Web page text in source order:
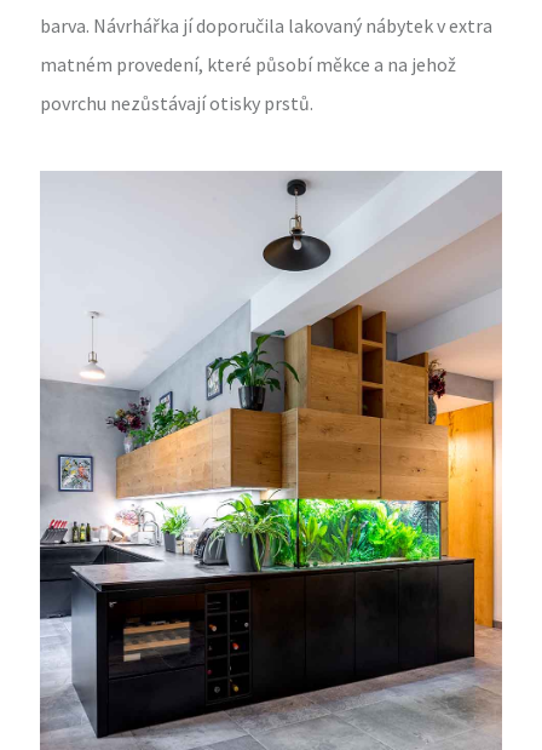
barva. Návrhářka jí doporučila lakovaný nábytek v extra
matném provedení, které působí měkce a na jehož
povrchu nezůstávají otisky prstů.